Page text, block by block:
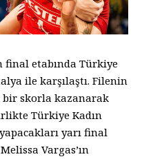
final etabında Türkiye
ile karşılaştı. Filenin
bir skorla kazanarak
Türkiye Kadın
yarı final
Vargas’ın